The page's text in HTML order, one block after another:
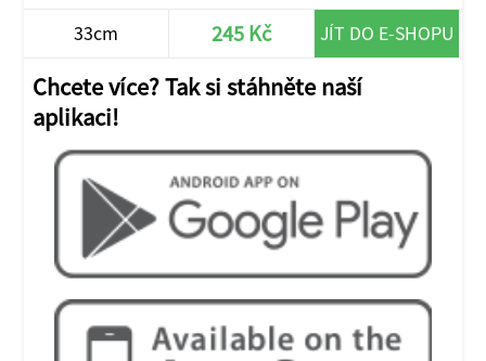
33cm 245 Kč JÍT DO E-SHOPU
Chcete více? Tak si stáhněte naší
aplikaci!